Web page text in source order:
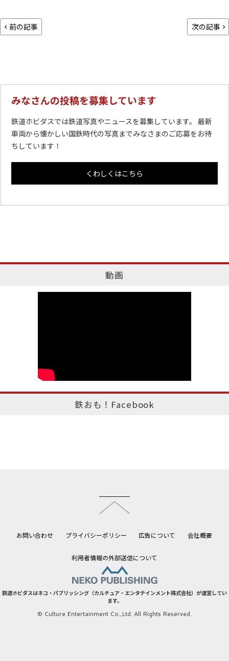
前の記事 次の記事
みなさんの投稿を募集しています
鉄道ホビダスでは鉄道写真やニュースを募集しています。 最新
車両から懐かしい国鉄時代の写真までみなさまのご応募をお待
ちしています！
くわしくはこちら
動画
鉄おも！Facebook
お問い合わせ プライバシーポリシー 広告について 会社概要
利用者情報の外部送信について
鉄道ホビダスはネコ・パブリッシング（カルチュア・エンタテインメント株式会社）が運営してい
ます。
© Culture Entertainment Co.,Ltd. All Rights Reserved.